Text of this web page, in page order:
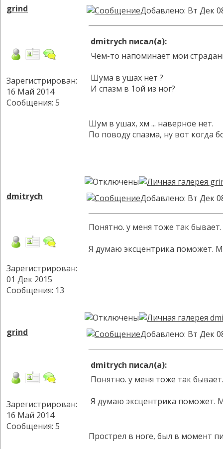
grind
Зарегистрирован:
16 Май 2014
Сообщения: 5
Добавлено: Вт Дек
dmitrych писал(а):
Чем-то напоминает мои
Шума в ушах нет ?
И спазм в 1ой из ног?
Шум в ушах, хм ... наверное нет.
По поводу спазма, ну вот когда
dmitrych
Зарегистрирован:
01 Дек 2015
Сообщения: 13
Добавлено: Вт Дек
Понятно. у меня тоже так
Я думаю эксцентрика поможет.
grind
Зарегистрирован:
16 Май 2014
Сообщения: 5
Добавлено: Вт Дек
dmitrych писал(а):
Понятно. у меня тоже так
Я думаю эксцентрика поможет.
Прострел в ноге, был в момент